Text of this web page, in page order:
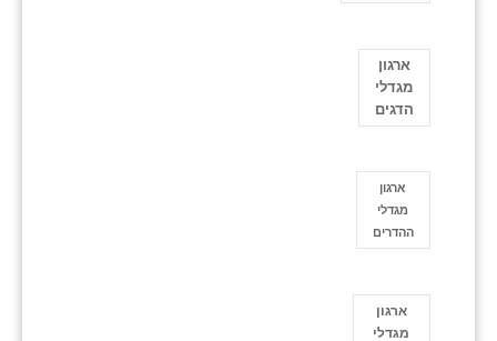
ארגון
מגדלי
הדגים
ארגון
מגדלי
ההדרים
ארגון
מגדלי